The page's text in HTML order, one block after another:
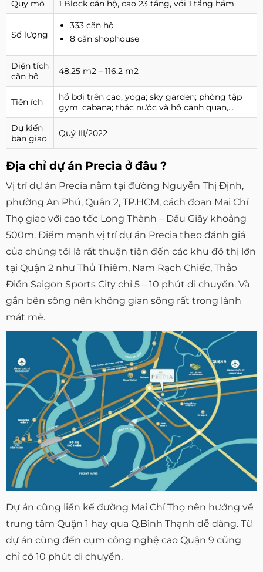
Quy mô 1 Block căn hộ, cao 23 tầng, với 1 tầng hầm
Số lượng
333 căn hộ
8 căn shophouse
Diện tích
căn hộ
48,25 m2 – 116,2 m2
Tiện ích
hồ bơi trên cao; yoga; sky garden; phòng tập
gym, cabana; thác nước và hồ cảnh quan,…
Dự kiến
bàn giao
Quý III/2022
Địa chỉ dự án Precia ở đâu ?
Vị trí dự án Precia nằm tại đường Nguyễn Thị Định,
phường An Phú, Quận 2, TP.HCM, cách đoạn Mai Chí
Thọ giao với cao tốc Long Thành – Dầu Giây khoảng
500m. Điểm mạnh vị trí dự án Precia theo đánh giá
của chúng tôi là rất thuận tiện đến các khu đô thị lớn
tại Quận 2 như Thủ Thiêm, Nam Rạch Chiếc, Thảo
Điền Saigon Sports City chỉ 5 – 10 phút di chuyển. Và
gần bên sông nên không gian sông rất trong lành
mát mẻ.
Dự án cũng liền kế đường Mai Chí Thọ nên hướng về
trung tâm Quận 1 hay qua Q.Bình Thạnh dễ dàng. Từ
dự án cũng đến cụm công nghệ cao Quận 9 cũng
chỉ có 10 phút di chuyển.